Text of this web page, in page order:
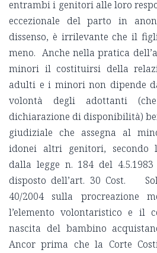
entrambi i genitori alle loro
eccezionale del parto in
dissenso, è irrilevante che il
meno. Anche nella pratica
minori il costituirsi della
adulti e i minori non dipende
volontà degli adottanti
dichiarazione di disponibilità)
giudiziale che assegna al
idonei altri genitori, secondo
dalla legge n. 184 del
disposto dell’art. 30 Cost.
40/2004 sulla procreazione
l’elemento volontaristico e il
nascita del bambino
Ancor prima che la Corte